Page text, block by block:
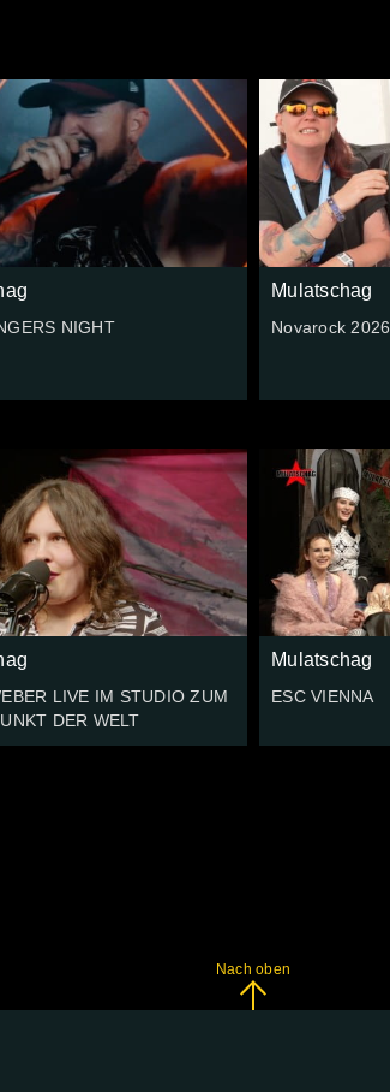
NIGHT
Mulatschag
Novarock 2026
LIVE IM STUDIO ZUM
DER WELT
Mulatschag
ESC VIENNA
Nach oben